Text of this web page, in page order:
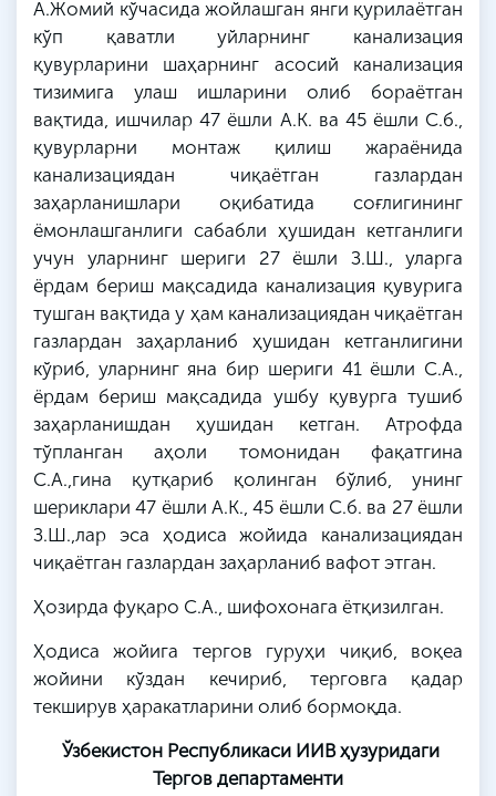
А.Жомий кўчасида жойлашган янги қурилаётган
кўп қаватли уйларнинг канализация
қувурларини шаҳарнинг асосий канализация
тизимига улаш ишларини олиб бораётган
вақтида, ишчилар 47 ёшли А.К. ва 45 ёшли С.б.,
қувурларни монтаж қилиш жараёнида
канализациядан чиқаётган газлардан
заҳарланишлари оқибатида соғлигининг
ёмонлашганлиги сабабли ҳушидан кетганлиги
учун уларнинг шериги 27 ёшли З.Ш., уларга
ёрдам бериш мақсадида канализация қувурига
тушган вақтида у ҳам канализациядан чиқаётган
газлардан заҳарланиб ҳушидан кетганлигини
кўриб, уларнинг яна бир шериги 41 ёшли С.А.,
ёрдам бериш мақсадида ушбу қувурга тушиб
заҳарланишдан ҳушидан кетган. Атрофда
тўпланган аҳоли томонидан фақатгина
С.А.,гина қутқариб қолинган бўлиб, унинг
шериклари 47 ёшли А.К., 45 ёшли С.б. ва 27 ёшли
З.Ш.,лар эса ҳодиса жойида канализациядан
чиқаётган газлардан заҳарланиб вафот этган.
Ҳозирда фуқаро С.А., шифохонага ётқизилган.
Ҳодиса жойига тергов гуруҳи чиқиб, воқеа
жойини кўздан кечириб, терговга қадар
текширув ҳаракатларини олиб бормоқда.
Ўзбекистон Республикаси ИИВ ҳузуридаги
Тергов департаменти